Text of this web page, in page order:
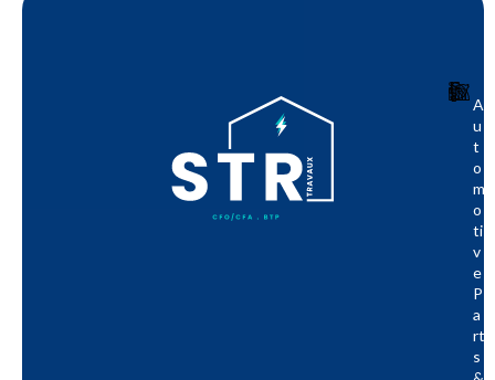
A
U
T
O
M
O
Ti
V
E
P
A
Rt
S